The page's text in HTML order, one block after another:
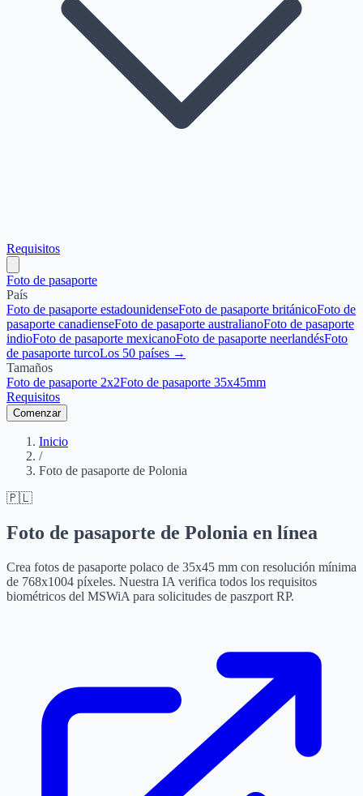
Requisitos
Foto de pasaporte
País
Foto de pasaporte estadounidenseFoto de pasaporte británicoFoto de
pasaporte canadienseFoto de pasaporte australianoFoto de pasaporte
indioFoto de pasaporte mexicanoFoto de pasaporte neerlandésFoto
de pasaporte turcoLos 50 países →
Tamaños
Foto de pasaporte 2x2Foto de pasaporte 35x45mm
Requisitos
Comenzar
Inicio
/
Foto de pasaporte de Polonia
🇵🇱
Foto de pasaporte de Polonia en línea
Crea fotos de pasaporte polaco de 35x45 mm con resolución mínima
de 768x1004 píxeles. Nuestra IA verifica todos los requisitos
biométricos del MSWiA para solicitudes de paszport RP.